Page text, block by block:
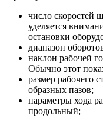
число скоростей
уделяется
остановки
диапазон
наклон рабочей
Обычно этот
размер рабочего
образных пазов;
параметры хода
продольный;